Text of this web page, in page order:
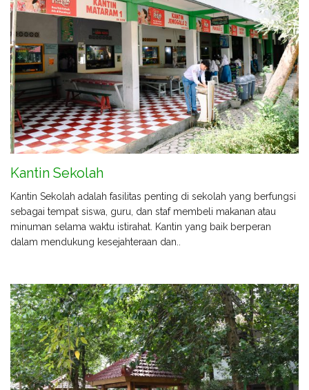
Kantin Sekolah
Kantin Sekolah adalah fasilitas penting di sekolah yang berfungsi
sebagai tempat siswa, guru, dan staf membeli makanan atau
minuman selama waktu istirahat. Kantin yang baik berperan
dalam mendukung kesejahteraan dan..